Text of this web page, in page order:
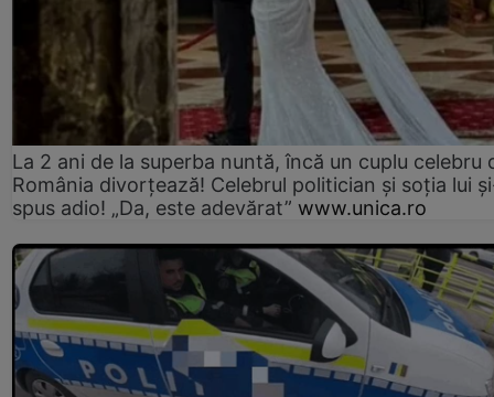
La 2 ani de la superba nuntă, încă un cuplu celebru
România divorțează! Celebrul politician și soția lui
spus adio! „Da, este adevărat” www.unica.ro